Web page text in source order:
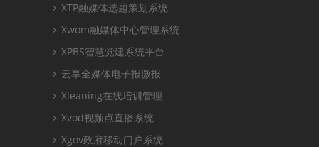
XTP融媒体选题策划系统
Xwom融媒体中心管理系统
XPBS智慧党建系统平台
云享全媒体电子报微报
Xleaning在线培训管理
Xvod视频点直播系统
Xgov政府移动门户系统